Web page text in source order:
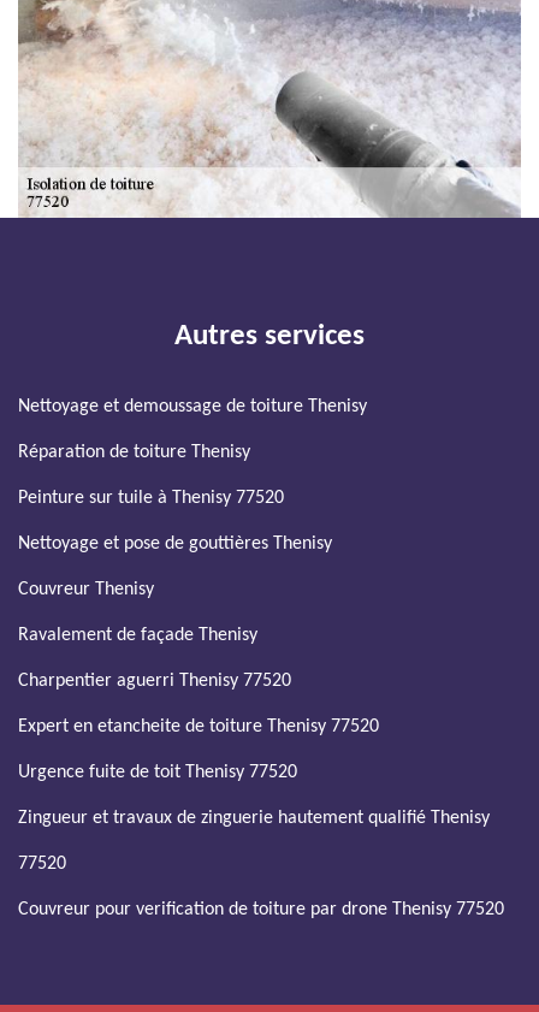
Autres services
Nettoyage et demoussage de toiture Thenisy
Réparation de toiture Thenisy
Peinture sur tuile à Thenisy 77520
Nettoyage et pose de gouttières Thenisy
Couvreur Thenisy
Ravalement de façade Thenisy
Charpentier aguerri Thenisy 77520
Expert en etancheite de toiture Thenisy 77520
Urgence fuite de toit Thenisy 77520
Zingueur et travaux de zinguerie hautement qualifié Thenisy
77520
Couvreur pour verification de toiture par drone Thenisy 77520